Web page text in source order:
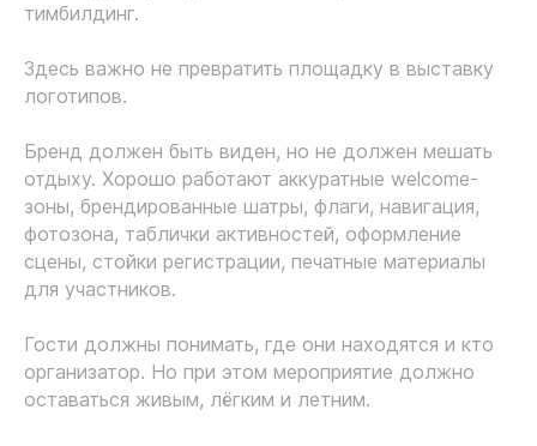
тимбилдинг.
Здесь важно не превратить площадку в выставку
логотипов.
Бренд должен быть виден, но не должен мешать
отдыху. Хорошо работают аккуратные welcome-
зоны, брендированные шатры, флаги, навигация,
фотозона, таблички активностей, оформление
сцены, стойки регистрации, печатные материалы
для участников.
Гости должны понимать, где они находятся и кто
организатор. Но при этом мероприятие должно
оставаться живым, лёгким и летним.